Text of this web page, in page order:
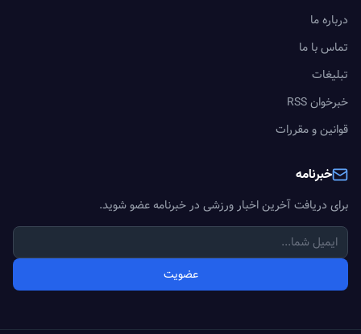
درباره ما
تماس با ما
تبلیغات
خبرخوان RSS
قوانین و مقررات
خبرنامه
برای دریافت آخرین اخبار ورزشی در خبرنامه عضو شوید.
عضویت